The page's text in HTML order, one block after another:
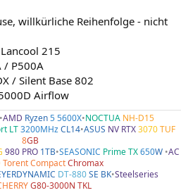
willkürliche Reihenfolge - nicht
215
/ P500A
/ Silent Base 802
Airflow
•AMD Ryzen5 5600X•NOCTUA NH-D15
LT3200MHzCL14•ASUS NV RTX3070TUF
8GB
980 PRO 1TB•SEASONIC Prime TX 650W•AC
Torent CompactChromax
DT-880SE BK•Steelseries
G80-3000N TKL